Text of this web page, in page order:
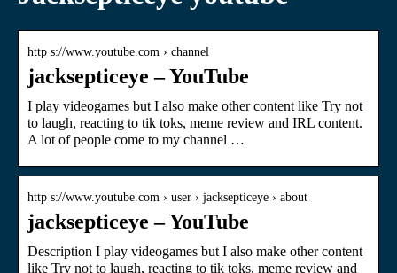
http s://www.youtube.com › channel
jacksepticeye – YouTube
I play videogames but I also make other content like Try not
to laugh, reacting to tik toks, meme review and IRL content.
A lot of people come to my channel …
http s://www.youtube.com › user › jacksepticeye › about
jacksepticeye – YouTube
Description I play videogames but I also make other content
like Try not to laugh, reacting to tik toks, meme review and